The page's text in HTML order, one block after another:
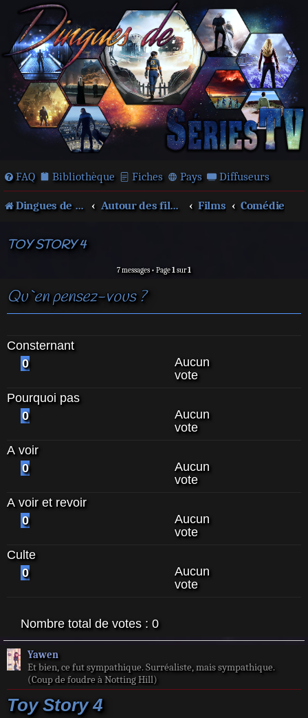
FAQ Bibliothèque Fiches Pays Diffuseurs
Dingues de séries télé ! Autour des films et séries Films Comédie
TOY STORY 4
7 messages • Page1sur1
Qu`en pensez-vous ?
Consternant
0
Aucun
vote
Pourquoi pas
0
Aucun
vote
A voir
0
Aucun
vote
A voir et revoir
0
Aucun
vote
Culte
0
Aucun
vote
Nombre total de votes : 0
Yawen
Et bien, ce fut sympathique. Surréaliste, mais sympathique.
(Coup de foudre à Notting Hill)
Toy Story 4